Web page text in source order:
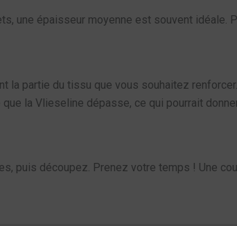
une épaisseur moyenne est souvent idéale.
partie du tissu que vous souhaitez
la Vlieseline dépasse, ce qui pourrait
puis découpez. Prenez votre temps ! Une